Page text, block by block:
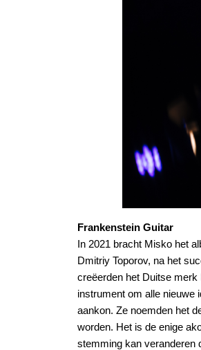
Frankenstein Guitar
In 2021 bracht Misko het
Dmitriy Toporov, na het
creëerden het Duitse merk
instrument om alle nieuwe
aankon. Ze noemden het
worden. Het is de enige
stemming kan veranderen